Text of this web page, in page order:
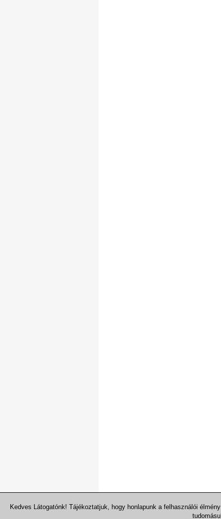
Kedves Látogatónk! Tájékoztatjuk, hogy honlapunk a felhasználói